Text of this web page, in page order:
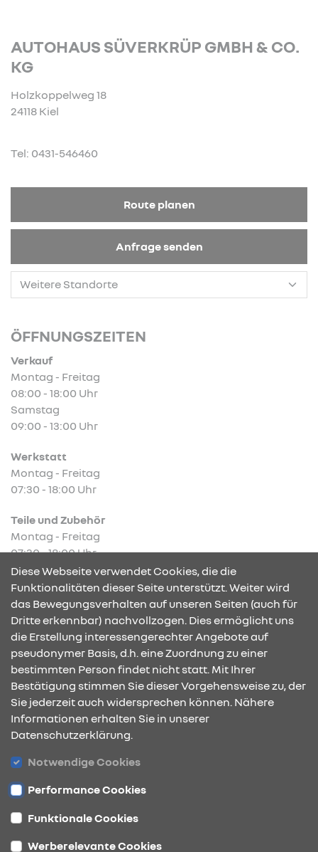
AUTOHAUS SÜVERKRÜP GMBH & CO.
KG
Holzkoppelweg 18
24118 Kiel
Tel: 0431-546460
Route planen
Anfrage senden
ÖFFNUNGSZEITEN
Verkauf
Montag - Freitag
08:00 - 18:00 Uhr
Samstag
09:00 - 13:00 Uhr
Werkstatt
Montag - Freitag
07:30 - 18:00 Uhr
Teile und Zubehör
Montag - Freitag
07:30 - 18:00 Uhr
KONTAKT & ANFAHRT
ÖFFNUNGSZEITEN
Diese Webseite verwendet Cookies, die die
Funktionalitäten dieser Seite unterstützt. Weiter wird
das Bewegungsverhalten auf unseren Seiten (auch für
Dritte erkennbar) nachvollzogen. Dies ermöglicht uns
die Erstellung interessengerechter Angebote auf
pseudonymer Basis, d.h. eine Zuordnung zu einer
bestimmten Person findet nicht statt. Mit Ihrer
Bestätigung stimmen Sie dieser Vorgehensweise zu, der
Sie jederzeit auch widersprechen können. Nähere
Informationen erhalten Sie in unserer
Datenschutzerklärung.
Notwendige Cookies
Performance Cookies
Funktionale Cookies
Werberelevante Cookies